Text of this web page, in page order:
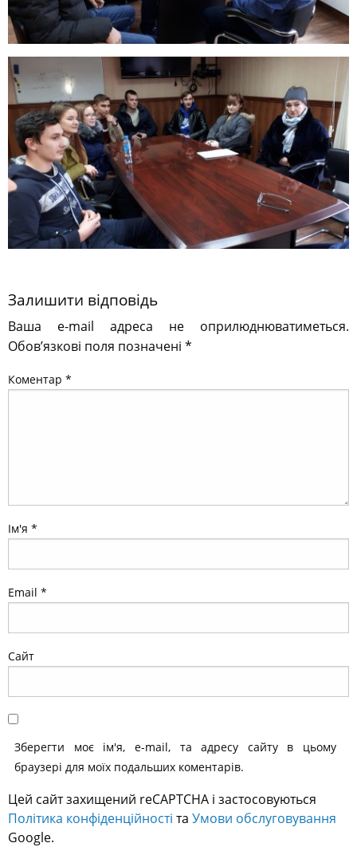
Залишити відповідь
Ваша e-mail адреса не оприлюднюватиметься.
Обов’язкові поля позначені *
Коментар *
Ім'я *
Email *
Сайт
Зберегти моє ім'я, e-mail, та адресу сайту в цьому
браузері для моїх подальших коментарів.
Цей сайт захищений reCAPTCHA і застосовуються
Політика конфіденційності та Умови обслуговування
Google.